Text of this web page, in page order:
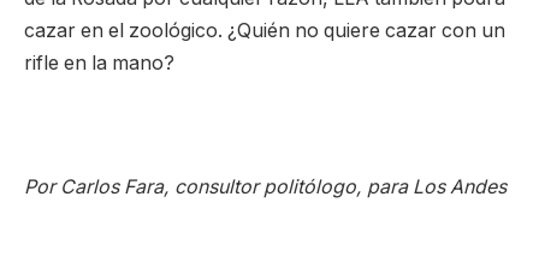
cazar en el zoológico. ¿Quién no quiere cazar con un
rifle en la mano?
Por Carlos Fara, consultor politólogo, para Los Andes